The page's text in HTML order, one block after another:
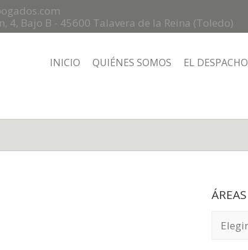
4, Bajo B - 45600 Talavera de la Reina (Toledo)
INICIO QUIÉNES SOMOS EL DESPACHO
ÁREAS